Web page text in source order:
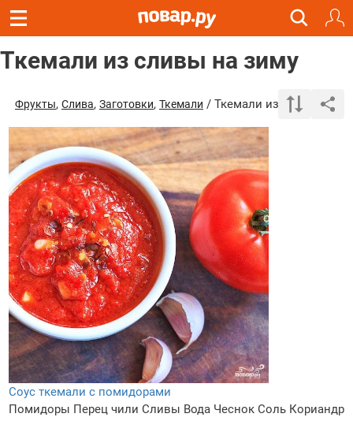
Ткемали из сливы на зиму
Фрукты, Слива, Заготовки, Ткемали / Ткемали из сливы на
Соус ткемали с помидорами
Помидоры Перец чили Сливы Вода Чеснок Соль Кориандр